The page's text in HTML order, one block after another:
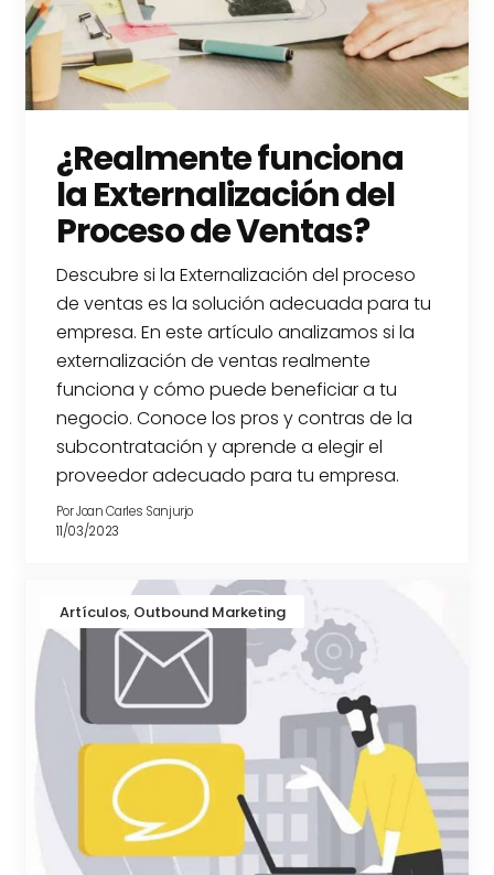
¿Realmente funciona
la Externalización del
Proceso de Ventas?
Descubre si la Externalización del proceso
de ventas es la solución adecuada para tu
empresa. En este artículo analizamos si la
externalización de ventas realmente
funciona y cómo puede beneficiar a tu
negocio. Conoce los pros y contras de la
subcontratación y aprende a elegir el
proveedor adecuado para tu empresa.
PorJoan Carles Sanjurjo
11/03/2023
Artículos, Outbound Marketing